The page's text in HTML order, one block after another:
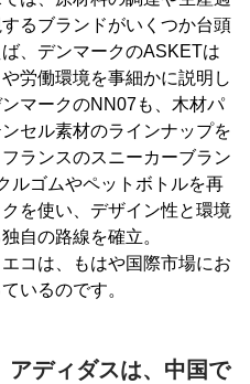
るブランドがいくつか台頭
、デンマークのASKETは
労働環境を事細かに説明し
マークのNN07も、木材パ
セル素材のラインナップを
ランスのスニーカーブラン
ルゴムやペットボトルを再
を使い、デザイン性と環境
自の路線を確立。
コは、もはや国際市場にお
いるのです。
アディダスは、中国で